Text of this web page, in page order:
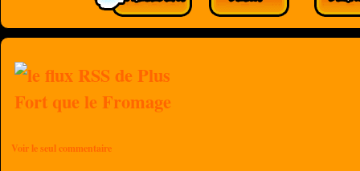
Voir le seul commentaire